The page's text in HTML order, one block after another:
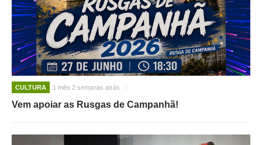
CULTURA 1 mês 2 semanas atrás
Vem apoiar as Rusgas de Campanhã!